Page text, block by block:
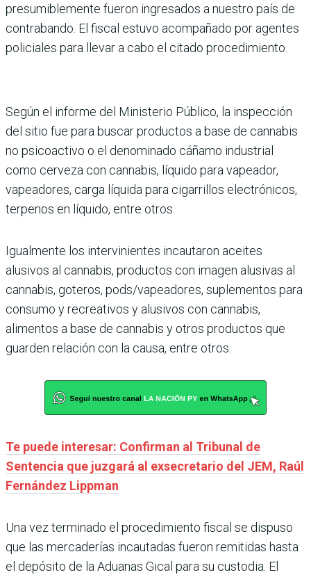
presumiblemente fueron ingresados a nuestro país de
contrabando. El fiscal estuvo acompañado por agentes
policiales para llevar a cabo el citado procedimiento.
Según el informe del Ministerio Público, la inspección
del sitio fue para buscar productos a base de cannabis
no psicoactivo o el denominado cáñamo industrial
como cerveza con cannabis, líquido para vapeador,
vapeadores, carga líquida para cigarrillos electrónicos,
terpenos en líquido, entre otros.
Igualmente los intervinientes incautaron aceites
alusivos al cannabis, productos con imagen alusivas al
cannabis, goteros, pods/vapeadores, suplementos para
consumo y recreativos y alusivos con cannabis,
alimentos a base de cannabis y otros productos que
guarden relación con la causa, entre otros.
Te puede interesar: Confirman al Tribunal de
Sentencia que juzgará al exsecretario del JEM, Raúl
Fernández Lippman
Una vez terminado el procedimiento fiscal se dispuso
que las mercaderías incautadas fueron remitidas hasta
el depósito de la Aduanas Gical para su custodia. El